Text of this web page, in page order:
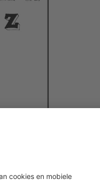
van het
als bij een